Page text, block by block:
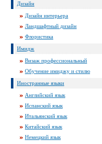
Дизайн
Дизайн интерьера
Ландшафтный дизайн
Флористика
Имидж
Визаж профессиональный
Обучение имиджу и стилю
Иностранные языки
Английский язык
Испанский язык
Итальянский язык
Китайский язык
Немецкий язык